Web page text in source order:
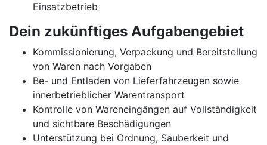
Einsatzbetrieb
Dein zukünftiges Aufgabengebiet
Kommissionierung, Verpackung und Bereitstellung
von Waren nach Vorgaben
Be- und Entladen von Lieferfahrzeugen sowie
innerbetrieblicher Warentransport
Kontrolle von Wareneingängen auf Vollständigkeit
und sichtbare Beschädigungen
Unterstützung bei Ordnung, Sauberkeit und